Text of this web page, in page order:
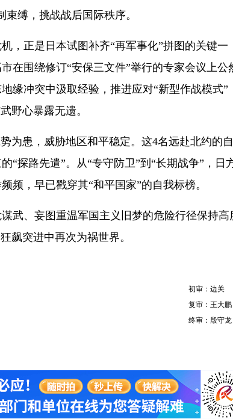
缚，挑战战后国际秩序。
正是日本试图补齐“再军事化”拼图的关键一
在围绕修订“安保三文件”举行的专家会议上公
缘冲突中汲取经验，推进应对“新型作战模式”
野心暴露无遗。
患，威胁地区和平稳定。这4名远赴北约的
“探路先遣”。从“专守防卫”到“长期战争”，日
频，早已戳穿其“和平国家”的自我标榜。
、妄图重温军国主义旧梦的危险行径保持高
飙突进中再次为祸世界。
初审：边关
复审：王大鹏
终审：殷守龙